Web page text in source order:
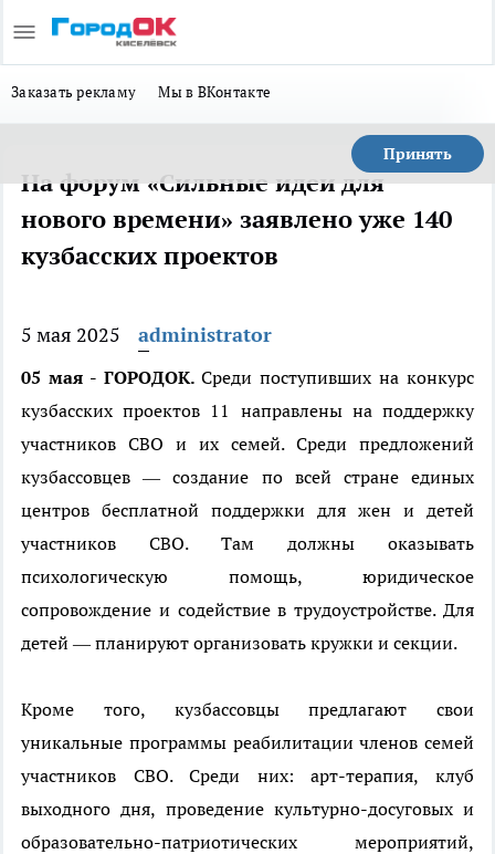
Заказать рекламу Мы в ВКонтакте
Принять
На форум «Сильные идеи для
нового времени» заявлено уже 140
кузбасских проектов
5 мая 2025 administrator
05 мая - ГОРОДОК.Среди поступивших на конкурс
кузбасских проектов 11 направлены на поддержку
участников СВО и их семей. Среди предложений
кузбассовцев — создание по всей стране единых
центров бесплатной поддержки для жен и детей
участников СВО. Там должны оказывать
психологическую помощь, юридическое
сопровождение и содействие в трудоустройстве. Для
детей — планируют организовать кружки и секции.
Кроме того, кузбассовцы предлагают свои
уникальные программы реабилитации членов семей
участников СВО. Среди них: арт-терапия, клуб
выходного дня, проведение культурно-досуговых и
образовательно-патриотических мероприятий,